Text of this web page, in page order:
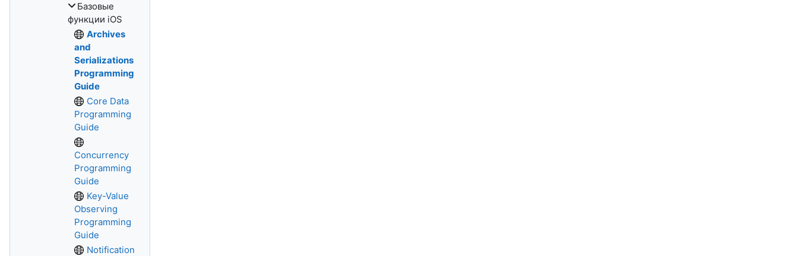
Базовые
функции iOS
Archives
and
Serializations
Programming
Guide
Core Data
Programming
Guide
Concurrency
Programming
Guide
Key-Value
Observing
Programming
Guide
Notification